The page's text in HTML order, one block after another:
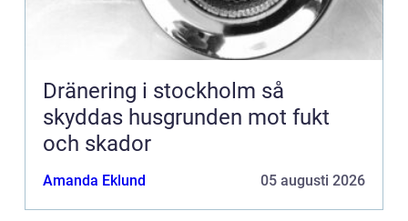
Dränering i stockholm så
skyddas husgrunden mot fukt
och skador
Amanda Eklund 05 augusti 2026